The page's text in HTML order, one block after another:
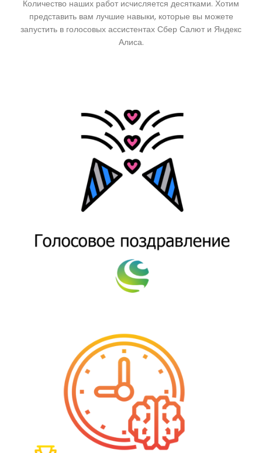
Количество наших работ исчисляется десятками. Хотим
представить вам лучшие навыки, которые вы можете
запустить в голосовых ассистентах Сбер Салют и Яндекс
Алиса.